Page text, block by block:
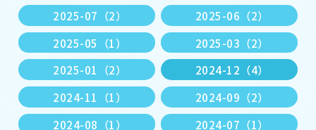
2025-07（2）
2025-06（2）
2025-05（1）
2025-03（2）
2025-01（2）
2024-12（4）
2024-11（1）
2024-09（2）
2024-08（1）
2024-07（1）